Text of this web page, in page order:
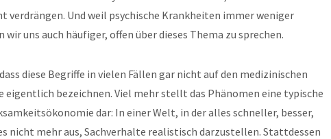
verdrängen. Und weil psychische Krankheiten immer weniger
uns auch häufiger, offen über dieses Thema zu sprechen.
diese Begriffe in vielen Fällen gar nicht auf den medizinischen
eigentlich bezeichnen. Viel mehr stellt das Phänomen eine typische
dar: In einer Welt, in der alles schneller, besser,
nicht mehr aus, Sachverhalte realistisch darzustellen. Stattdessen